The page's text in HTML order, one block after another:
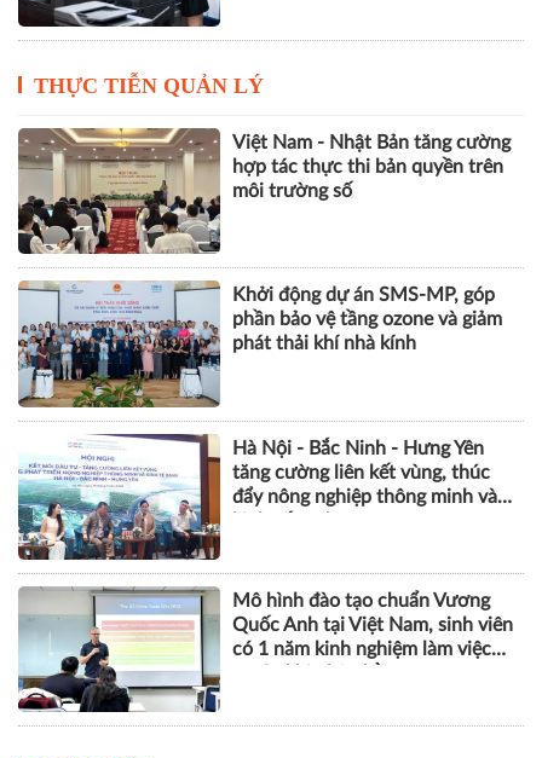
THỰC TIỄN QUẢN LÝ
Việt Nam - Nhật Bản tăng cường
hợp tác thực thi bản quyền trên
môi trường số
Khởi động dự án SMS-MP, góp
phần bảo vệ tầng ozone và giảm
phát thải khí nhà kính
Hà Nội - Bắc Ninh - Hưng Yên
tăng cường liên kết vùng, thúc
đẩy nông nghiệp thông minh và
Mô hình đào tạo chuẩn Vương
Quốc Anh tại Việt Nam, sinh viên
có 1 năm kinh nghiệm làm việc